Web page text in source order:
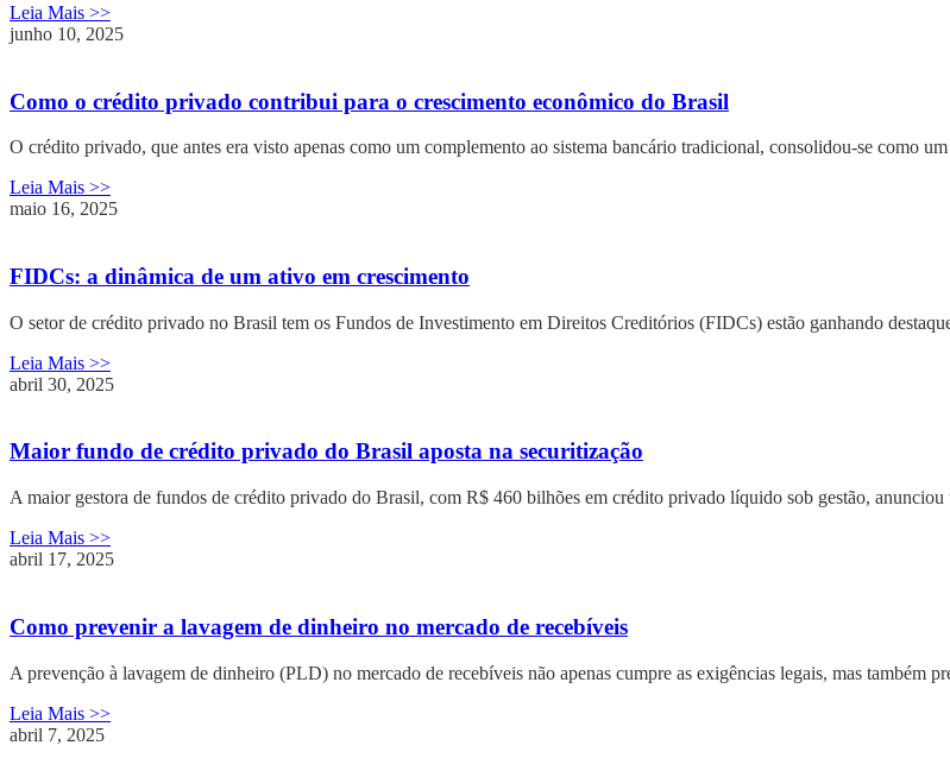
Leia Mais >>
junho 10, 2025
Como o crédito privado contribui para o crescimento econômico do Brasil
O crédito privado, que antes era visto apenas como um complemento ao sistema bancário tradicional, consolidou-se como
Leia Mais >>
maio 16, 2025
FIDCs: a dinâmica de um ativo em crescimento
O setor de crédito privado no Brasil tem os Fundos de Investimento em Direitos Creditórios (FIDCs) estão ganhando
Leia Mais >>
abril 30, 2025
Maior fundo de crédito privado do Brasil aposta na securitização
A maior gestora de fundos de crédito privado do Brasil, com R$ 460 bilhões em crédito privado líquido sob gestão,
Leia Mais >>
abril 17, 2025
Como prevenir a lavagem de dinheiro no mercado de recebíveis
A prevenção à lavagem de dinheiro (PLD) no mercado de recebíveis não apenas cumpre as exigências legais, mas também
Leia Mais >>
abril 7, 2025